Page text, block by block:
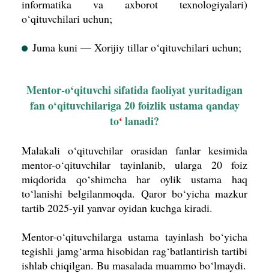
informatika va axborot texnologiyalari)
o‘qituvchilari uchun;
Juma kuni — Xorijiy tillar o‘qituvchilari uchun;
Mentor-o‘qituvchi sifatida faoliyat yuritadigan
fan o‘qituvchilariga 20 foizlik ustama qanday
to‘lanadi?
Malakali o‘qituvchilar orasidan fanlar kesimida
mentor-o‘qituvchilar tayinlanib, ularga 20 foiz
miqdorida qo‘shimcha har oylik ustama haq
to‘lanishi belgilanmoqda. Qaror bo‘yicha mazkur
tartib 2025-yil yanvar oyidan kuchga kiradi.
Mentor-o‘qituvchilarga ustama tayinlash bo‘yicha
tegishli jamg‘arma hisobidan rag‘batlantirish tartibi
ishlab chiqilgan. Bu masalada muammo bo‘lmaydi.